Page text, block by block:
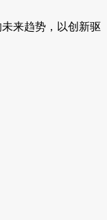
未来趋势，以创新驱